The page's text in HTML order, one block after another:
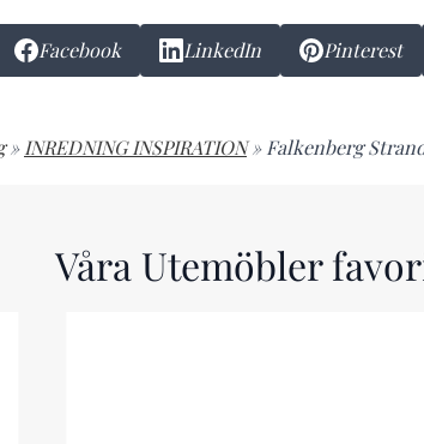
Facebook LinkedIn Pinterest
» INREDNING INSPIRATION » Falkenberg
Våra Utemöbler